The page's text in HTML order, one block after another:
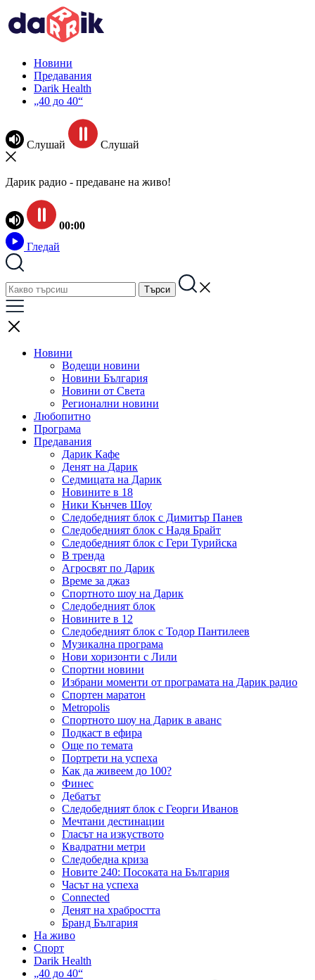
Новини
Предавания
Darik Health
„40 до 40“
Слушай Слушай
Дарик радио - предаване на живо!
00:00
Гледай
Новини
Водещи новини
Новини България
Новини от Света
Регионални новини
Любопитно
Програма
Предавания
Дарик Кафе
Денят на Дарик
Седмицата на Дарик
Новините в 18
Ники Кънчев Шоу
Следобедният блок с Димитър Панев
Следобедният блок с Надя Брайт
Следобедният блок с Гери Турийска
В тренда
Агросвят по Дарик
Време за джаз
Спортното шоу на Дарик
Следобедният блок
Новините в 12
Следобедният блок с Тодор Пантилеев
Музикална програма
Нови хоризонти с Лили
Спортни новини
Избрани моменти от програмата на Дарик радио
Спортен маратон
Metropolis
Спортното шоу на Дарик в аванс
Подкаст в ефира
Още по темата
Портрети на успеха
Как да живеем до 100?
Финес
Дебатът
Следобедният блок с Георги Иванов
Мечтани дестинации
Гласът на изкуството
Квадратни метри
Следобедна криза
Новите 240: Посоката на България
Часът на успеха
Connected
Денят на храбростта
Бранд България
На живо
Спорт
Darik Health
„40 до 40“